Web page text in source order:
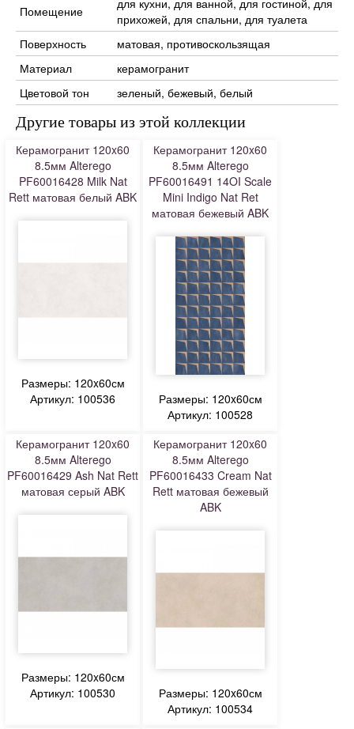
Помещение
для кухни, для ванной, для гостиной, для
прихожей, для спальни, для туалета
Поверхность
матовая, противоскользящая
Материал
керамогранит
Цветовой тон
зеленый, бежевый, белый
Другие товары из этой коллекции
Керамогранит 120x60
8.5мм Alterego
PF60016428 Milk Nat
Rett матовая белый ABK
Размеры: 120x60см
Артикул: 100536
Керамогранит 120x60
8.5мм Alterego
PF60016491 14OI Scale
Mini Indigo Nat Ret
матовая бежевый ABK
Размеры: 120x60см
Артикул: 100528
Керамогранит 120x60
8.5мм Alterego
PF60016429 Ash Nat Rett
матовая серый ABK
Размеры: 120x60см
Артикул: 100530
Керамогранит 120x60
8.5мм Alterego
PF60016433 Cream Nat
Rett матовая бежевый
ABK
Размеры: 120x60см
Артикул: 100534